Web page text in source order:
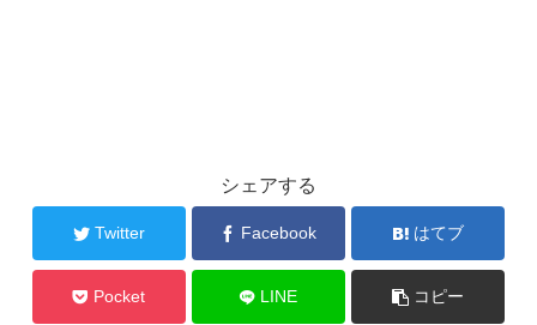
シェアする
Twitter Facebook はてブ
Pocket LINE コピー